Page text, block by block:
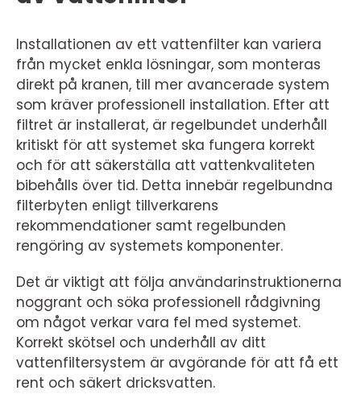
Installationen av ett vattenfilter kan variera
från mycket enkla lösningar, som monteras
direkt på kranen, till mer avancerade system
som kräver professionell installation. Efter att
filtret är installerat, är regelbundet underhåll
kritiskt för att systemet ska fungera korrekt
och för att säkerställa att vattenkvaliteten
bibehålls över tid. Detta innebär regelbundna
filterbyten enligt tillverkarens
rekommendationer samt regelbunden
rengöring av systemets komponenter.
Det är viktigt att följa användarinstruktionerna
noggrant och söka professionell rådgivning
om något verkar vara fel med systemet.
Korrekt skötsel och underhåll av ditt
vattenfiltersystem är avgörande för att få ett
rent och säkert dricksvatten.